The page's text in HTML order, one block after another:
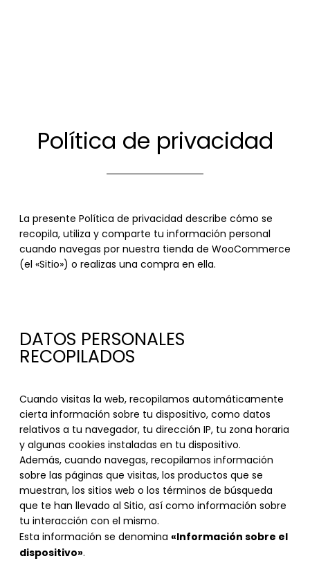
Política de privacidad
La presente Política de privacidad describe cómo se
recopila, utiliza y comparte tu información personal
cuando navegas por nuestra tienda de WooCommerce
(el «Sitio») o realizas una compra en ella.
DATOS PERSONALES
RECOPILADOS
Cuando visitas la web, recopilamos automáticamente
cierta información sobre tu dispositivo, como datos
relativos a tu navegador, tu dirección IP, tu zona horaria
y algunas cookies instaladas en tu dispositivo.
Además, cuando navegas, recopilamos información
sobre las páginas que visitas, los productos que se
muestran, los sitios web o los términos de búsqueda
que te han llevado al Sitio, así como información sobre
tu interacción con el mismo.
Esta información se denomina «Información sobre el
dispositivo».